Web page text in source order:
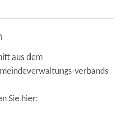
aus dem
verbands
Sie hier: